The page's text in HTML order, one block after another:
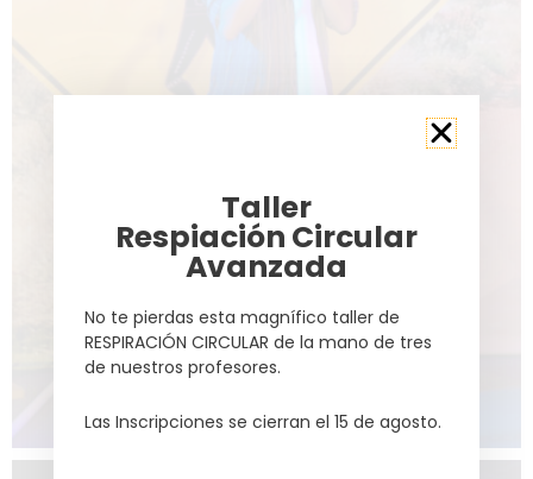
Taller
Respiación Circular
Avanzada
No te pierdas esta magnífico taller de
RESPIRACIÓN CIRCULAR de la mano de tres
de nuestros profesores.
Las Inscripciones se cierran el 15 de agosto.